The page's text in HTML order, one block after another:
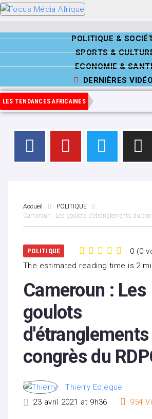
POLITIQUE &
SPORTS &
ECONOMIE &
DERNIÈRES
LES TENDANCES AFRICAINES
Accueil
POLITIQUE
Cameroun : Les goulots d’étranglements du
POLITIQUE 0 (0
The estimated reading time is 2
Cameroun : Les
goulots
congrès du
Thierry Edjegue
23 avril 2021 at 9h36
954